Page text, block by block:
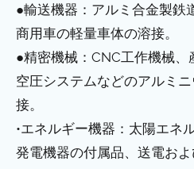
●輸送機器：アルミ合金製鉄
商用車の軽量車体の溶接。
●精密機械：CNC工作機械、
空圧システムなどのアルミ
接。
•エネルギー機器：太陽エネ
発電機器の付属品、送電お